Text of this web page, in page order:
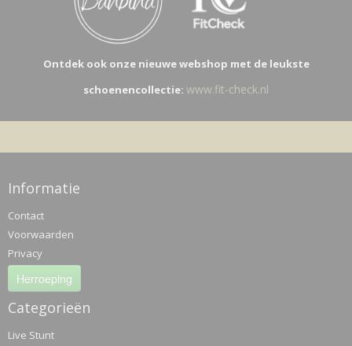
Ontdek ook onze nieuwe webshop met de leukste
schoenencollectie: www.fit-check.nl
Informatie
Contact
Voorwaarden
Privacy
Herroeping
Categorieën
Live Stunt